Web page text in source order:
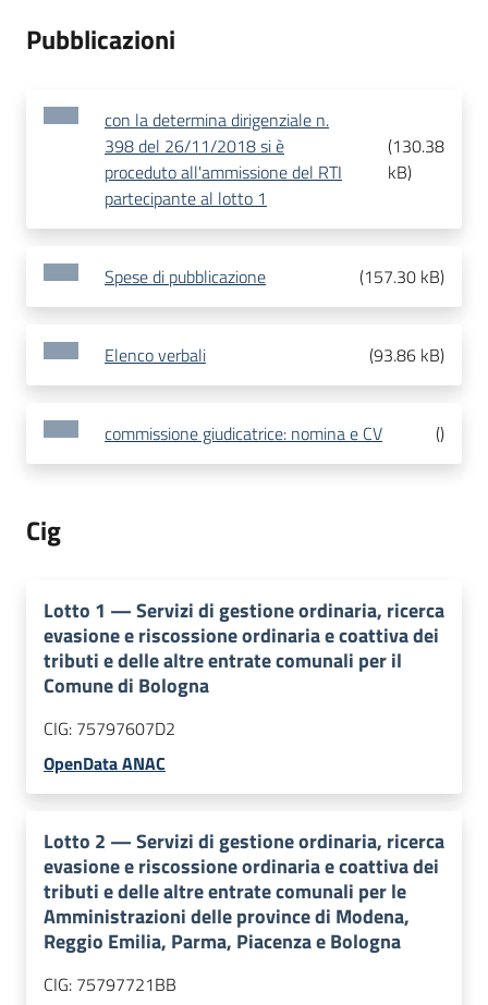
Pubblicazioni
con la determina dirigenziale n.
398 del 26/11/2018 si è
proceduto all'ammissione del RTI
partecipante al lotto 1
(130.38
kB)
Spese di pubblicazione (157.30 kB)
Elenco verbali (93.86 kB)
commissione giudicatrice: nomina e CV ()
Cig
Lotto 1 —Servizi di gestione ordinaria, ricerca
evasione e riscossione ordinaria e coattiva dei
tributi e delle altre entrate comunali per il
Comune di Bologna
CIG: 75797607D2
OpenData ANAC
Lotto 2 —Servizi di gestione ordinaria, ricerca
evasione e riscossione ordinaria e coattiva dei
tributi e delle altre entrate comunali per le
Amministrazioni delle province di Modena,
Reggio Emilia, Parma, Piacenza e Bologna
CIG: 75797721BB